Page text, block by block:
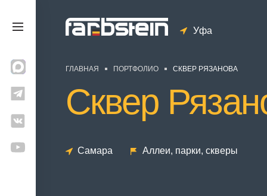
Уфа
ГЛАВНАЯ ПОРТФОЛИО СКВЕР РЯЗАНОВА
Сквер
Самара Аллеи, парки, скверы